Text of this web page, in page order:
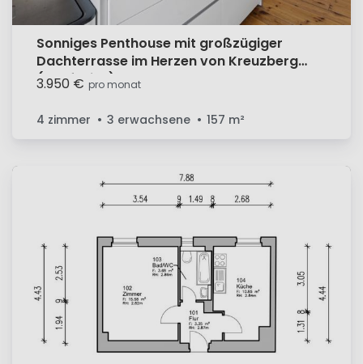
Sonniges Penthouse mit großzügiger
Dachterrasse im Herzen von Kreuzberg
(Gräfekiez)
3.950 € pro monat
4 zimmer 3 erwachsene 157 m²